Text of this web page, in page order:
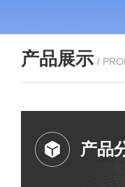
产品展示 /
产品